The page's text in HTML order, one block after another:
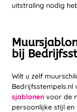
uitstraling nodig
bij
Wilt u zelf
sjablonen voor de
persoonlijke stijl en